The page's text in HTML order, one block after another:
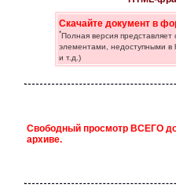
Скачайте документ в
*Полная версия
элементами, недоступными в
и т.д.)
Cвободный просмотр ВСЕГО
архиве.